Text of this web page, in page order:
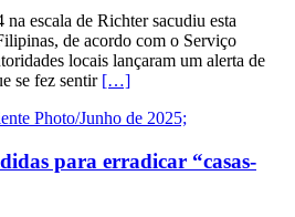
escala de Richter sacudiu esta
de acordo com o Serviço
locais lançaram um alerta de
se fez sentir […]
para erradicar “casas-